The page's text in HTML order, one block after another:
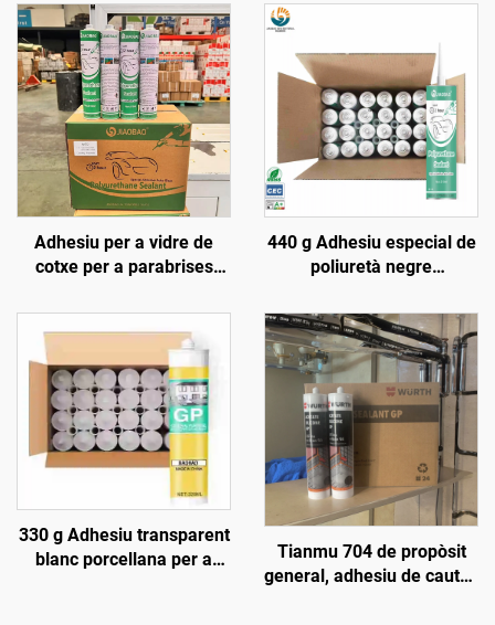
Adhesiu per a vidre de
cotxe per a parabrises
claraboïgues, adhesiu
impermeable contra fuites
d'aigua, poliuretà fort,
negre
440 g Adhesiu especial de
poliuretà negre
de cotxe, reparació de
filtracions en claraboïgues
de caixa, goma per a
parabrisa del davant
330 g Adhesiu transparent
blanc porcellana per a
Tianmu 704 de propòsit
general, adhesiu de cautxó